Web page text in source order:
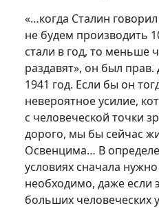
«…когда Сталин
не будем производить
стали в год, то меньше
раздавят», он был прав.
1941 год. Если бы он
невероятное усилие,
с человеческой точки
дорого, мы бы сейчас
Освенцима… В
условиях сначала
необходимо, даже если
больших человеческих